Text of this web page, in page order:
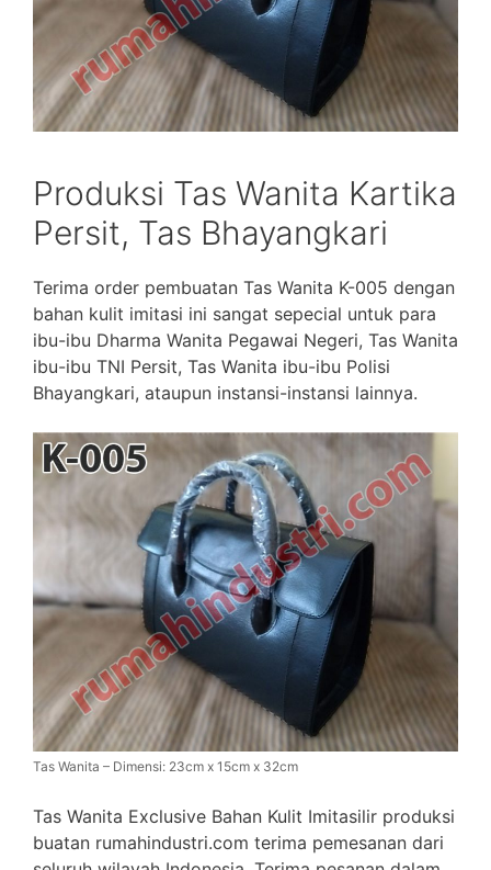
Produksi Tas Wanita Kartika
Persit, Tas Bhayangkari
Terima order pembuatan Tas Wanita K-005 dengan
bahan kulit imitasi ini sangat sepecial untuk para
ibu-ibu Dharma Wanita Pegawai Negeri, Tas Wanita
ibu-ibu TNI Persit, Tas Wanita ibu-ibu Polisi
Bhayangkari, ataupun instansi-instansi lainnya.
Tas Wanita – Dimensi: 23cm x 15cm x 32cm
Tas Wanita Exclusive Bahan Kulit Imitasilir produksi
buatan rumahindustri.com terima pemesanan dari